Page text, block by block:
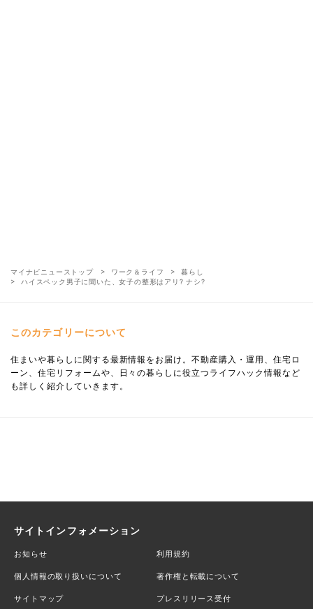
マイナビニューストップ ワーク＆ライフ
暮らし
ハイスペック男子に聞いた、女子の整形はアリ? ナシ?
このカテゴリーについて
住まいや暮らしに関する最新情報をお届け。不動産購入・運用、住宅ロ
ーン、住宅リフォームや、日々の暮らしに役立つライフハック情報など
も詳しく紹介していきます。
サイトインフォメーション
お知らせ 利用規約
個人情報の取り扱いについて 著作権と転載について
サイトマップ プレスリリース受付